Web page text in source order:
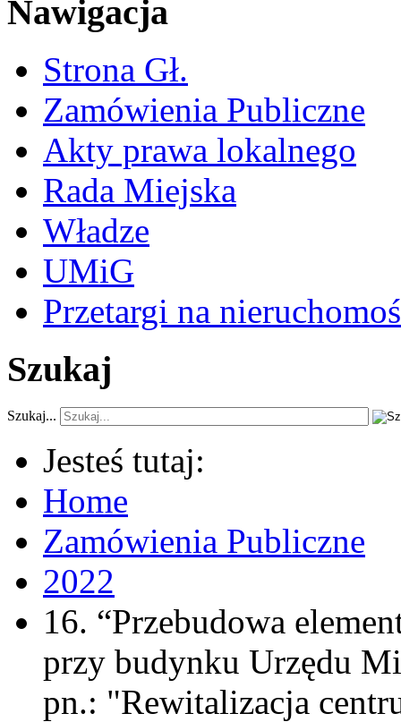
Nawigacja
Strona Gł.
Zamówienia Publiczne
Akty prawa lokalnego
Rada Miejska
Władze
UMiG
Przetargi na
Szukaj
Szukaj...
Jesteś tutaj:
Home
Zamówienia Publiczne
2022
16. “Przebudowa
przy budynku Urzędu
pn.: "Rewitalizacja